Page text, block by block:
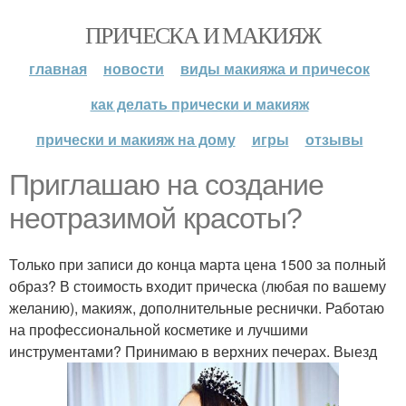
ПРИЧЕСКА И МАКИЯЖ
главная новости
виды макияжа и причесок
как делать прически и макияж
прически и макияж на дому
игры отзывы
Приглашаю на создание
неотразимой красоты?
Только при записи до конца марта цена 1500 за полный
образ? В стоимость входит прическа (любая по вашему
желанию), макияж, дополнительные реснички. Работаю
на профессиональной косметике и лучшими
инструментами? Принимаю в верхних печерах. Выезд